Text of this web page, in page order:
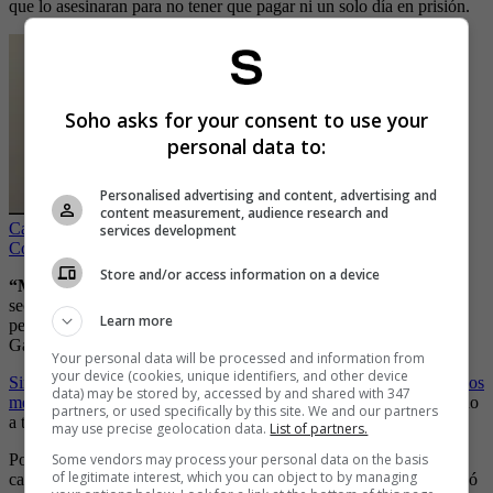
que lo asesinaran para no tener que pagar ni un solo día en prisión.
Capturan a boxeador estadounidense que entró varias veces a
Colombia para abusar de menores de edad
“Me estaba preparando para hacerlo con adultos…
secuestrar a un montón de personas para matarlas ante los
periodistas, así me mataran a mí después” fueron las palabras que
Garavito le dio en medio de su entrevista a Araguren.
Sin duda con esto Gravito también buscaba ser inmortalizado por los
medios y recordado por su frialdad,cosa que no estuvo lejos debido
a todos los horrores que cometió con pequeños inocentes.
Por fortuna, como lo mencionamos anteriormente Garavito fue
capturado en 1999 y desde ese momento su oleada criminal terminó
Soho asks for your consent to use your
personal data to:
Personalised advertising and content, advertising and
content measurement, audience research and
services development
Store and/or access information on a device
Learn more
Your personal data will be processed and information from
your device (cookies, unique identifiers, and other device
data) may be stored by, accessed by and shared with 347
partners, or used specifically by this site. We and our partners
may use precise geolocation data. List of partners.
Some vendors may process your personal data on the basis
of legitimate interest, which you can object to by managing